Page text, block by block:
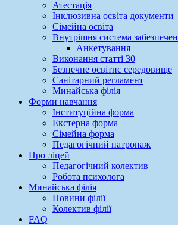
Атестація
Інклюзивна освіта документи
Сімейна освіта
Внутрішня система
Анкетування
Виконання статті 30
Безпечне освітнє середовище
Санітарний регламент
Минайська філія
Форми навчання
Інституційна форма
Екстерна форма
Сімейна форма
Педагогічний патронаж
Про ліцей
Педагогічний колектив
Робота психолога
Минайська філія
Новини філії
Колектив філії
FAQ